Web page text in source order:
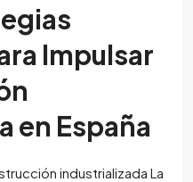
Impulsar
en España
industrializada La